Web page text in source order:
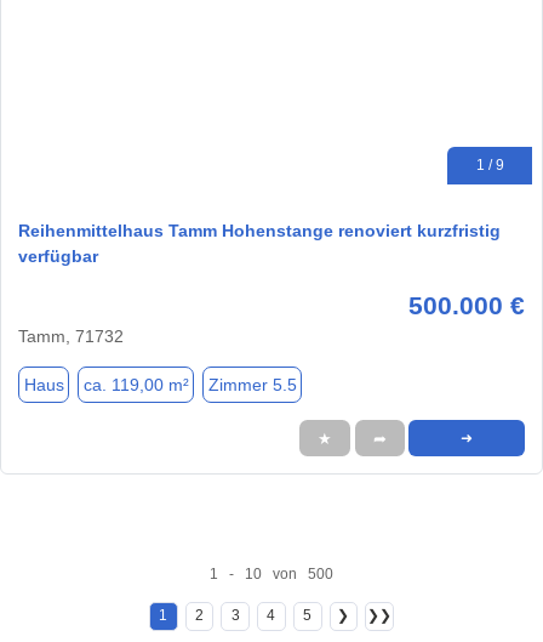
1 / 9
Reihenmittelhaus Tamm Hohenstange renoviert kurzfristig
verfügbar
500.000 €
Tamm, 71732
Haus ca. 119,00 m² Zimmer 5.5
★ ➦ ➜
1 - 10 von 500
1 2 3 4 5 ❯ ❯❯